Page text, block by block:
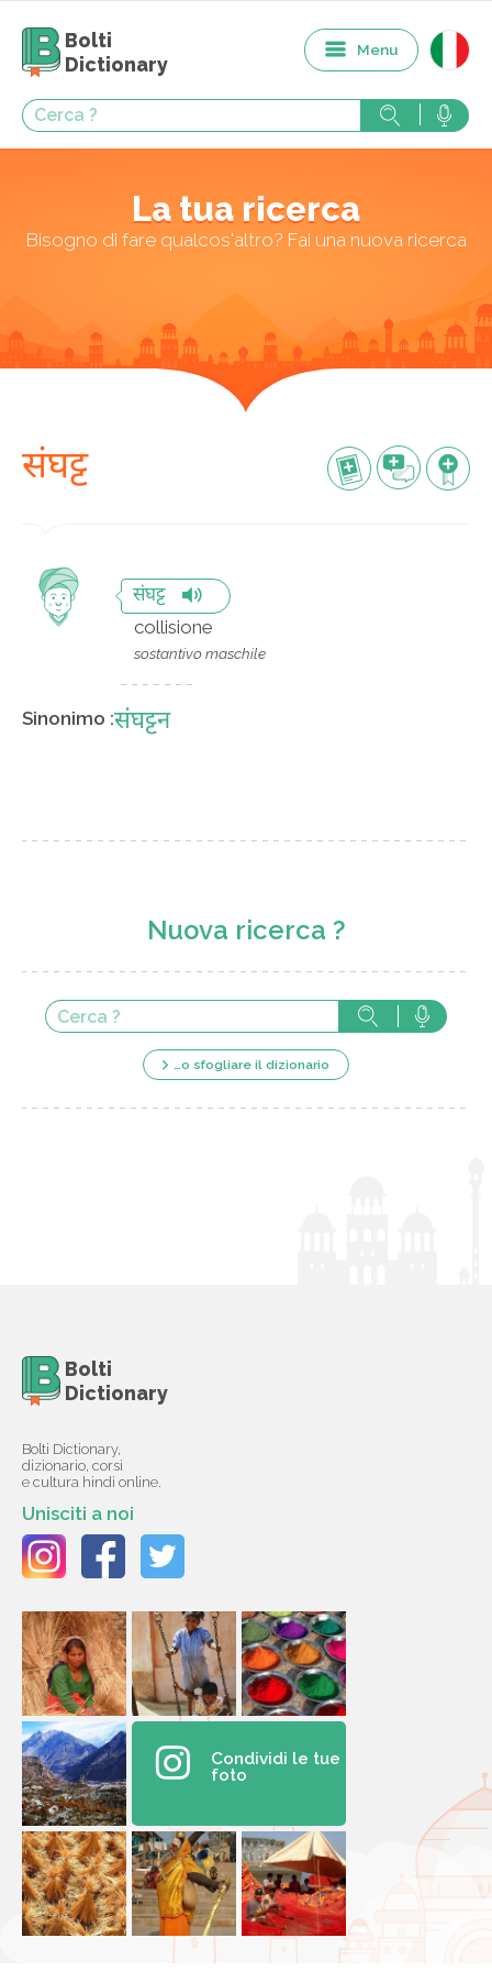
Bolti
Dictionary
Menu
La tua ricerca
Bisogno di fare qualcos'altro? Fai una nuova ricerca
संघट्ट
संघट्ट
collisione
sostantivo maschile
Sinonimo :संघट्टन
Nuova ricerca ?
…o sfogliare il dizionario
Bolti
Dictionary
Bolti Dictionary,
dizionario, corsi
e cultura hindi online.
Unisciti a noi
Condividi le tue
foto